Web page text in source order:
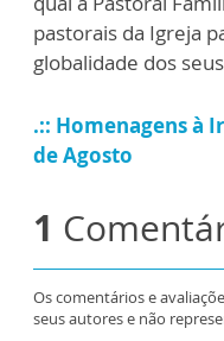
pastorais da Igreja
globalidade dos
.:: Homenagens à
de Agosto
1
Os comentários e
seus autores e não